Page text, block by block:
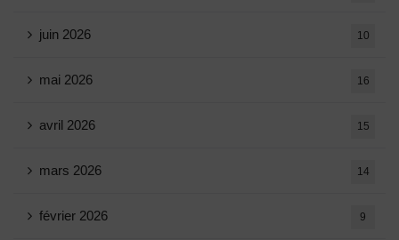
juin 2026 10
mai 2026 16
avril 2026 15
mars 2026 14
février 2026 9